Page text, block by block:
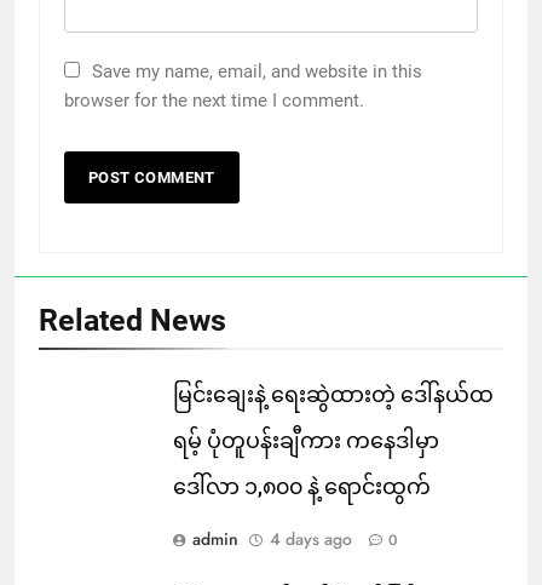
Save my name, email, and website in this
browser for the next time I comment.
Related News
မြင်းချေးနဲ့ ရေးဆွဲထားတဲ့ ဒေါ်နယ်ထ
ရမ့် ပုံတူပန်းချီကား ကနေဒါမှာ
ဒေါ်လာ ၁,၈၀၀ နဲ့ ရောင်းထွက်
admin 4 days ago 0